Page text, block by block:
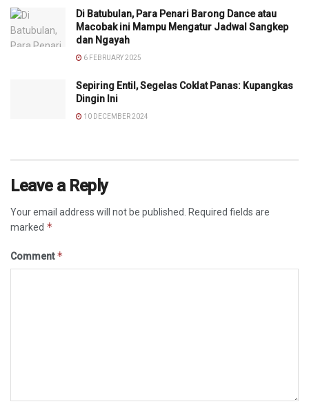
Di Batubulan, Para Penari Barong Dance atau
Macobak ini Mampu Mengatur Jadwal Sangkep
dan Ngayah
6 FEBRUARY 2025
Sepiring Entil, Segelas Coklat Panas: Kupangkas
Dingin Ini
10 DECEMBER 2024
Leave a Reply
Your email address will not be published.
Required fields are
marked *
Comment*